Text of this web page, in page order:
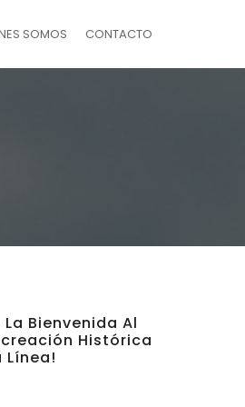
SOMOS CONTACTO
La Bienvenida Al
Histórica
Línea!